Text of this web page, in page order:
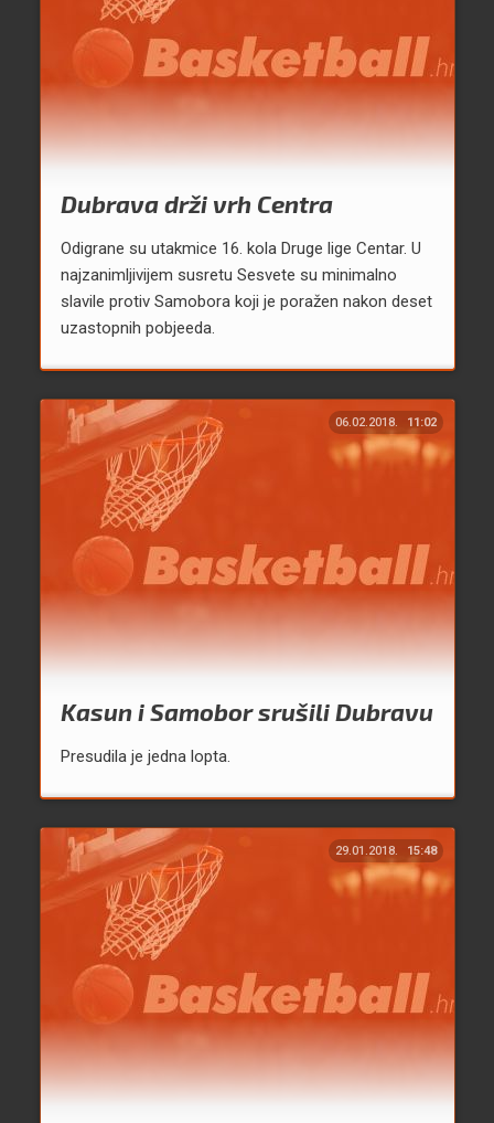
Dubrava drži vrh Centra
Odigrane su utakmice 16. kola Druge lige Centar. U
najzanimljivijem susretu Sesvete su minimalno
slavile protiv Samobora koji je poražen nakon deset
uzastopnih pobjeeda.
06.02.2018. 11:02
Kasun i Samobor srušili Dubravu
Presudila je jedna lopta.
29.01.2018. 15:48